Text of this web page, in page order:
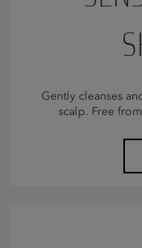
Gently cleanses
scalp. Free